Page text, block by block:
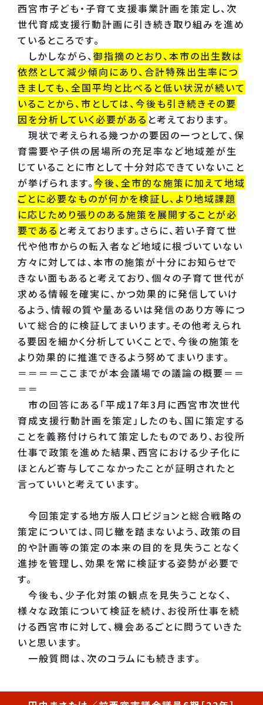
西宮市子ども・子育て支援事業計画を策定し、次
世代育成支援行動計画に引き続き取り組みを進め
ているところです。
しかしながら、 御指摘のとおり、本市の出生数は
依然として減少傾向にあり、合計特殊出生率につ
きましても、全国平均と比べると低い状況が続いて
いることから、市としては、今後も引き続きその要
因を分析していく必要がある と考えております。
現状で考えられる幾つかの要因の一つとして、保
育需要や子供の居場所の充足率など地域差が生
じていることに市として十分対応できていないこと
が挙げられます。今後、全市的な施策に加えて地域
ごとに必要なものが何かを検証し、より地域課題
に応じためり張りのある施策を展開することが必
要である と考えております。さらに、若い子育て世
代や他市からの転入者など地域に根づいていない
方々に対しては、本市の施策が十分にお知らせで
きない面もあると考えており、個々の子育て世代が
求める情報を確実に、かつ効果的に発信していけ
るよう、情報の質や量あるいは発信のあり方等につ
いて総合的に検証してまいります。その他考えられ
る要因を細かく分析していくことで、今後の施策を
より効果的に推進できるよう努めてまいります。
＝＝＝＝ここまでが本会議場での議論の概要＝＝
＝＝
市の回答にある「平成17年3月に西宮市次世代
育成支援行動計画を策定」したのも、国に策定する
ことを義務付けられて策定したものであり、お役所
仕事で政策を進めた結果、西宮における少子化に
ほとんど寄与してこなかったことが証明されたと
言っていいと考えています。
今回策定する地方版人口ビジョンと総合戦略の
策定については、同じ轍を踏まないよう、政策の目
的や計画等の策定の本来の目的を見失うことなく
進捗を管理し、効果を常に検証する姿勢が必要で
す。
今後も、少子化対策の観点を見失うことなく、
様々な政策について検証を続け、お役所仕事を続
ける西宮市に対して、機会あるごとに問うていきた
いと思います。
一般質問は、次のコラムにも続きます。